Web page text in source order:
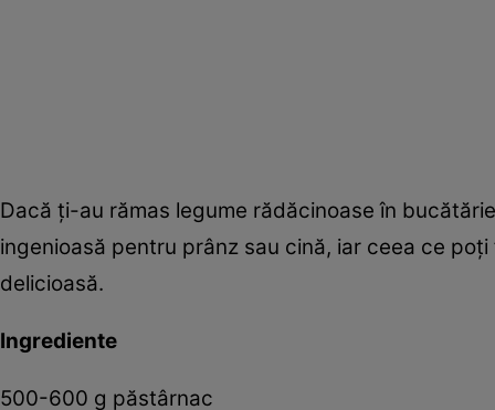
Dacă ţi-au rămas legume rădăcinoase în
ingenioasă pentru prânz sau cină, iar ceea ce
delicioasă.
Ingrediente
500-600 g păstârnac